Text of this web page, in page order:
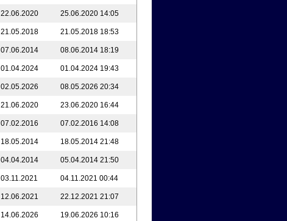
22.06.2020 25.06.2020 14:05
21.05.2018 21.05.2018 18:53
07.06.2014 08.06.2014 18:19
01.04.2024 01.04.2024 19:43
02.05.2026 08.05.2026 20:34
21.06.2020 23.06.2020 16:44
07.02.2016 07.02.2016 14:08
18.05.2014 18.05.2014 21:48
04.04.2014 05.04.2014 21:50
03.11.2021 04.11.2021 00:44
12.06.2021 22.12.2021 21:07
14.06.2026 19.06.2026 10:16